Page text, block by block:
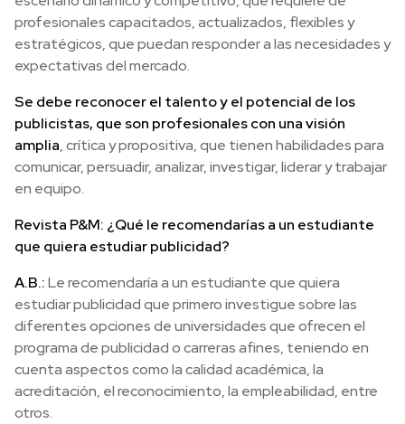
profesionales capacitados, actualizados, flexibles y
estratégicos, que puedan responder a las necesidades y
expectativas del mercado.
Se debe reconocer el talento y el potencial de los
publicistas, que son profesionales con una visión
amplia, crítica y propositiva, que tienen habilidades para
comunicar, persuadir, analizar, investigar, liderar y trabajar
en equipo.
Revista P&M: ¿Qué le recomendarías a un estudiante
que quiera estudiar publicidad?
A.B.:Le recomendaría a un estudiante que quiera
estudiar publicidad que primero investigue sobre las
diferentes opciones de universidades que ofrecen el
programa de publicidad o carreras afines, teniendo en
cuenta aspectos como la calidad académica, la
acreditación, el reconocimiento, la empleabilidad, entre
otros.